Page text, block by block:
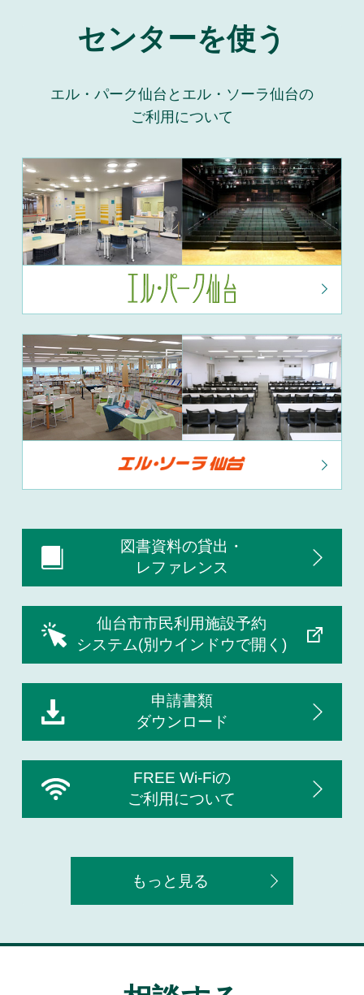
センターを使う
エル・パーク仙台とエル・ソーラ仙台の
ご利用について
図書資料の貸出・
レファレンス
仙台市市民利用施設予約
システム(別ウインドウで開く)
申請書類
ダウンロード
FREE Wi-Fiの
ご利用について
もっと見る